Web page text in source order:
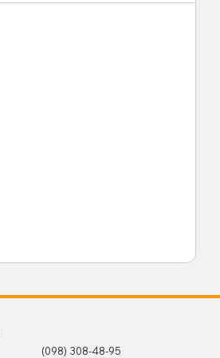
(098) 308-48-95